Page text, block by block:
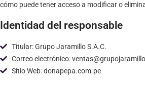
cómo puede tener acceso a modificar o
Identidad del responsable
Titular: Grupo Jaramillo S.A.C.
Correo electrónico:
Sitio Web: donapepa.com.pe